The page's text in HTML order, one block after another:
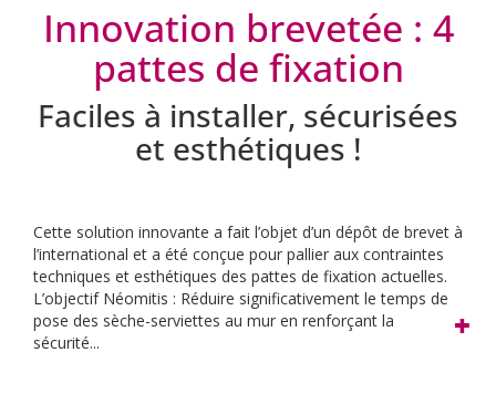
Innovation brevetée : 4
pattes de fixation
Faciles à installer, sécurisées
et esthétiques !
Cette solution innovante a fait l’objet d’un dépôt de brevet à
l’international et a été conçue pour pallier aux contraintes
techniques et esthétiques des pattes de fixation actuelles.
L’objectif Néomitis : Réduire significativement le temps de
pose des sèche-serviettes au mur en renforçant la
sécurité...